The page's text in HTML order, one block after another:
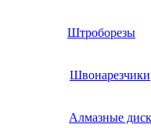
Штроборезы
Швонарезчики
Алмазные